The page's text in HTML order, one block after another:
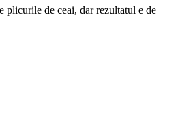
plicurile de ceai, dar rezultatul e de